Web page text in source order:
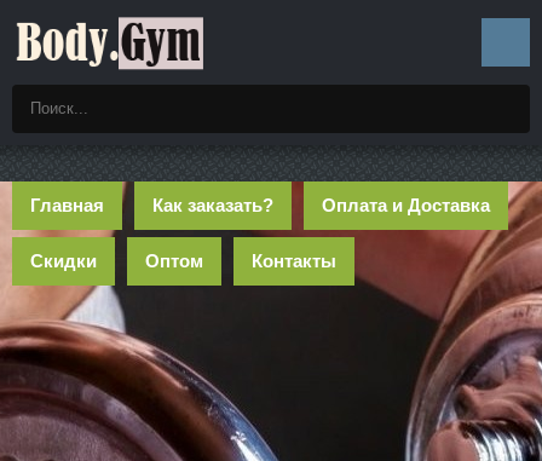
Главная Как заказать? Оплата и Доставка
Скидки Оптом Контакты